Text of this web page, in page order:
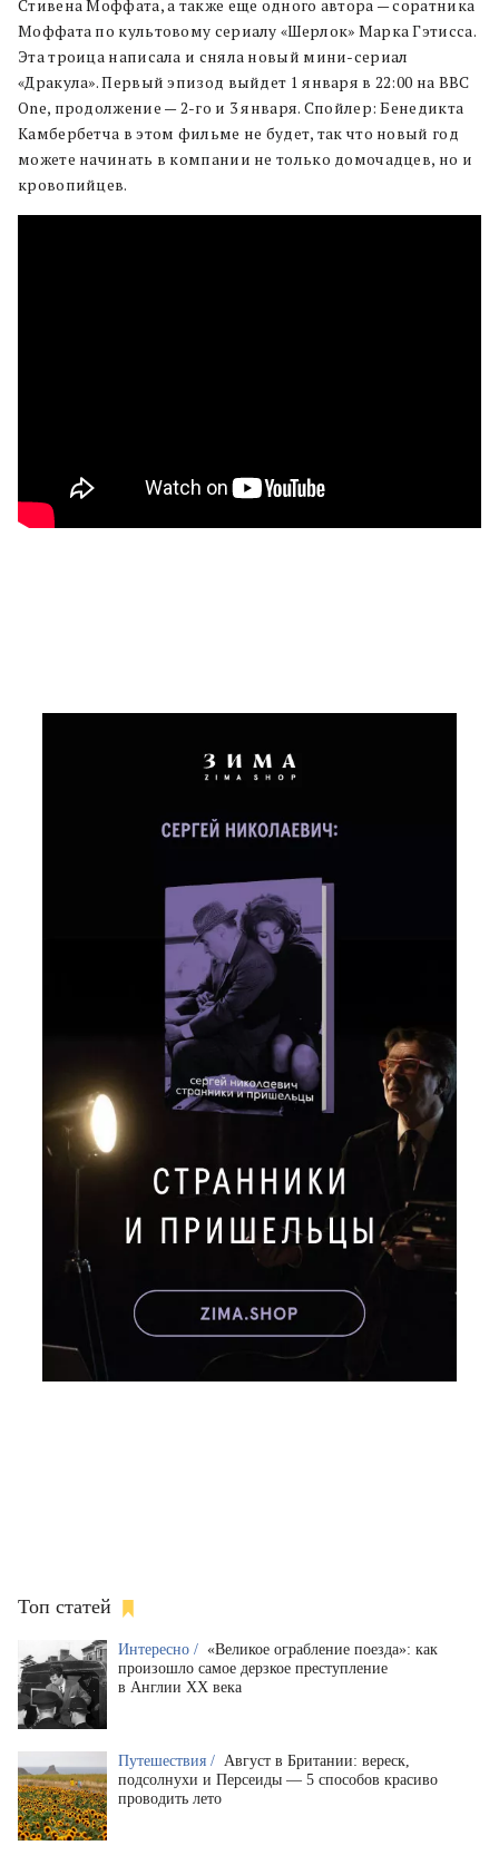
Стивена Моффата, а также еще одного автора — соратника
Моффата по культовому сериалу «Шерлок» Марка Гэтисса.
Эта троица написала и сняла новый мини-сериал
«Дракула». Первый эпизод выйдет 1 января в 22:00 на BBC
One, продолжение — 2-го и 3 января. Спойлер: Бенедикта
Камбербетча в этом фильме не будет, так что новый год
можете начинать в компании не только домочадцев, но и
кровопийцев.
Топ статей
Интересно / «Великое ограбление поезда»: как
произошло самое дерзкое преступление
в Англии XX века
Путешествия / Август в Британии: вереск,
подсолнухи и Персеиды — 5 способов красиво
проводить лето